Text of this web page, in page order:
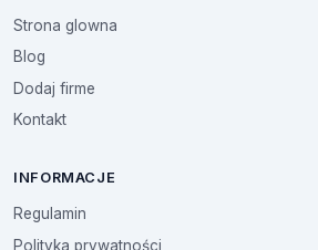
Strona glowna
Blog
Dodaj firme
Kontakt
INFORMACJE
Regulamin
Polityka prywatności